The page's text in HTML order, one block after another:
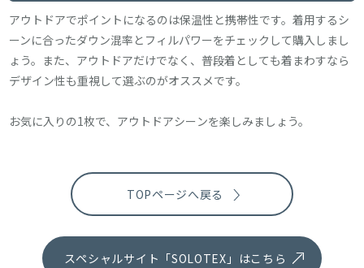
アウトドアでポイントになるのは保温性と携帯性です。着用するシ
ーンに合ったダウン混率とフィルパワーをチェックして購入しまし
ょう。また、アウトドアだけでなく、普段着としても着まわすなら
デザイン性も重視して選ぶのがオススメです。
お気に入りの1枚で、アウトドアシーンを楽しみましょう。
TOPページへ戻る
スペシャルサイト「SOLOTEX」はこちら